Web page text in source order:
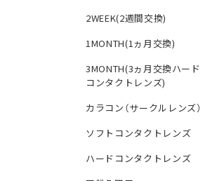
2WEEK(2週間交換)
1MONTH(1ヵ月交換)
3MONTH(3ヵ月交換ハード
コンタクトレンズ)
カラコン（サークルレンズ）
ソフトコンタクトレンズ
ハードコンタクトレンズ